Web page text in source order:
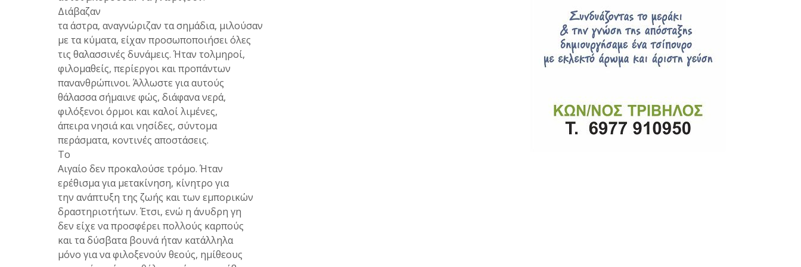
Διάβαζαν
τα άστρα, αναγνώριζαν τα σημάδια, μιλούσαν
με τα κύματα, είχαν προσωποποιήσει όλες
τις θαλασσινές δυνάμεις. Ήταν τολμηροί,
φιλομαθείς, περίεργοι και προπάντων
πανανθρώπινοι. Άλλωστε για αυτούς
θάλασσα σήμαινε φώς, διάφανα νερά,
φιλόξενοι όρμοι και καλοί λιμένες,
άπειρα νησιά και νησίδες, σύντομα
περάσματα, κοντινές αποστάσεις.
Το
Αιγαίο δεν προκαλούσε τρόμο. Ήταν
ερέθισμα για μετακίνηση, κίνητρο για
την ανάπτυξη της ζωής και των εμπορικών
δραστηριοτήτων. Έτσι, ενώ η άνυδρη γη
δεν είχε να προσφέρει πολλούς καρπούς
και τα δύσβατα βουνά ήταν κατάλληλα
μόνο για να φιλοξενούν θεούς, ημίθεους